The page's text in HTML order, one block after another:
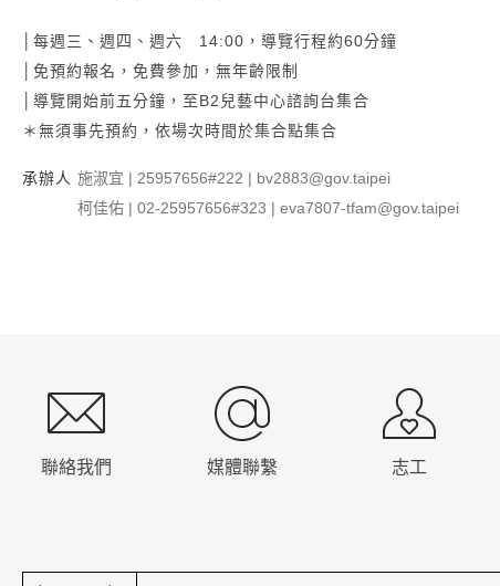
│每週三、週四、週六 14:00，導覽行程約60分鐘
│免預約報名，免費參加，無年齡限制
│導覽開始前五分鐘，至B2兒藝中心諮詢台集合
＊無須事先預約，依場次時間於集合點集合
承辦人 施淑宜 | 25957656#222 | bv2883@gov.taipei
柯佳佑 | 02-25957656#323 | eva7807-tfam@gov.taipei
聯絡我們 媒體聯繫 志工